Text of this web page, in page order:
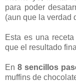
para poder
(aun que la verdad
Esta es una
que el resultado
En 8 sencillos
muffins de